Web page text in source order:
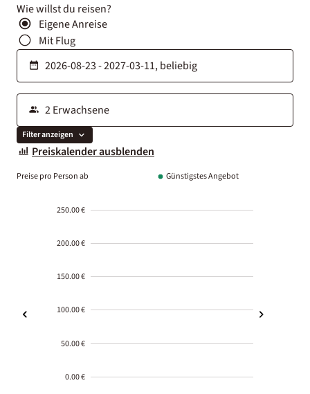
Wie willst du reisen?
Eigene Anreise
Mit Flug
Filter anzeigen
Preiskalender ausblenden
Preise pro Person ab Günstigstes Angebot
250.00 €
200.00 €
150.00 €
100.00 €
50.00 €
0.00 €